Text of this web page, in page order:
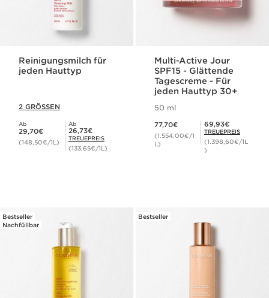
Reinigungsmilch für
jeden Hauttyp
2 GRÖSSEN
Ab
Aktueller Preis 29,70€
29,70€
(148,50€/1L)
Ab
Mitgliederpreis 26,73€
26,73€
TREUEPREIS
(133,65€/1L)
Multi-Active Jour
SPF15 - Glättende
Tagescreme - Für
jeden Hauttyp 30+
50 ml
77,70€
(1.554,00€/1
L)
Mitgliederpreis 69,93€
69,93€
TREUEPREIS
(1.398,60€/1L
)
Bestseller
Nachfüllbar
Bestseller